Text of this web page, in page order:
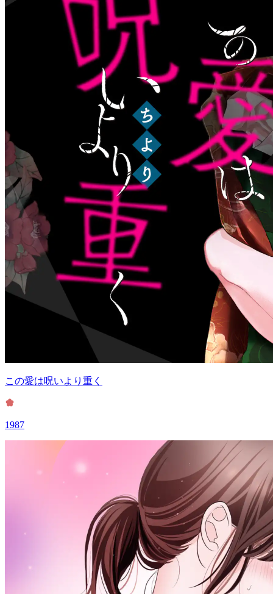
この愛は呪いより重く
1987